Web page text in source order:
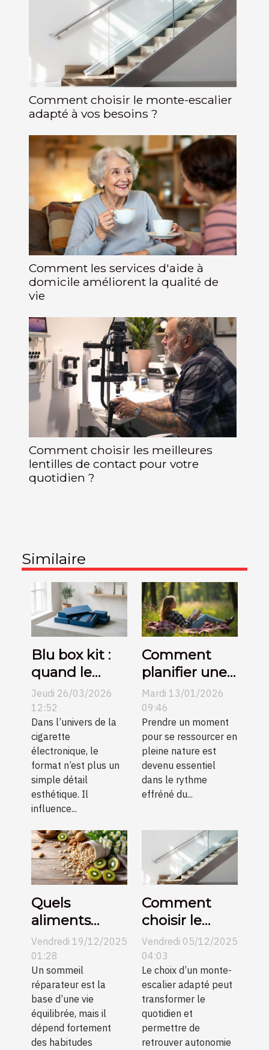
Comment choisir le monte-escalier
adapté à vos besoins ?
Comment les services d'aide à
domicile améliorent la qualité de
vie
Comment choisir les meilleures
lentilles de contact pour votre
quotidien ?
Similaire
Blu box kit :
quand le
design carré
devient un
vrai
argument
Jeudi 26/03/2026
12:52
Dans l’univers de la
cigarette
électronique, le
format n’est plus un
simple détail
esthétique. Il
influence...
Comment
planifier une
journée de
détente en
pleine nature
?
Mardi 13/01/2026
09:46
Prendre un moment
pour se ressourcer en
pleine nature est
devenu essentiel
dans le rythme
effréné du...
Quels
aliments
favorisent un
sommeil
réparateur ?
Vendredi 19/12/2025
01:28
Un sommeil
réparateur est la
base d’une vie
équilibrée, mais il
dépend fortement
des habitudes
Comment
choisir le
monte-
escalier
adapté à vos
besoins ?
Vendredi 05/12/2025
04:03
Le choix d’un monte-
escalier adapté peut
transformer le
quotidien et
permettre de
retrouver autonomie